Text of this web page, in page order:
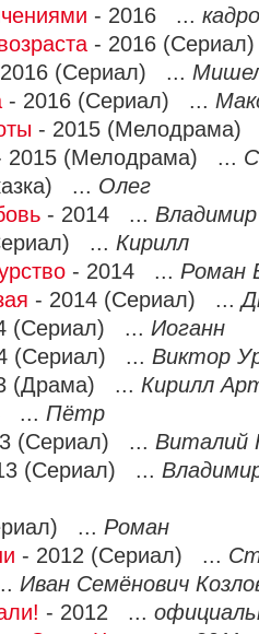
- 2016 ...
- 2016
(Сериал) ...
- 2016 (Сериал) ...
- 2015
2015 (Мелодрама) ...
... Олег
- 2014 ... Владимир
... Кирилл
- 2014 ... Роман
- 2014 (Сериал) ...
(Сериал) ... Иоганн
(Сериал) ... Виктор
(Драма) ... Кирилл
... Пётр
(Сериал) ... Виталий
(Сериал) ...
... Роман
- 2012 (Сериал) ...
Иван Семёнович
- 2012 ...